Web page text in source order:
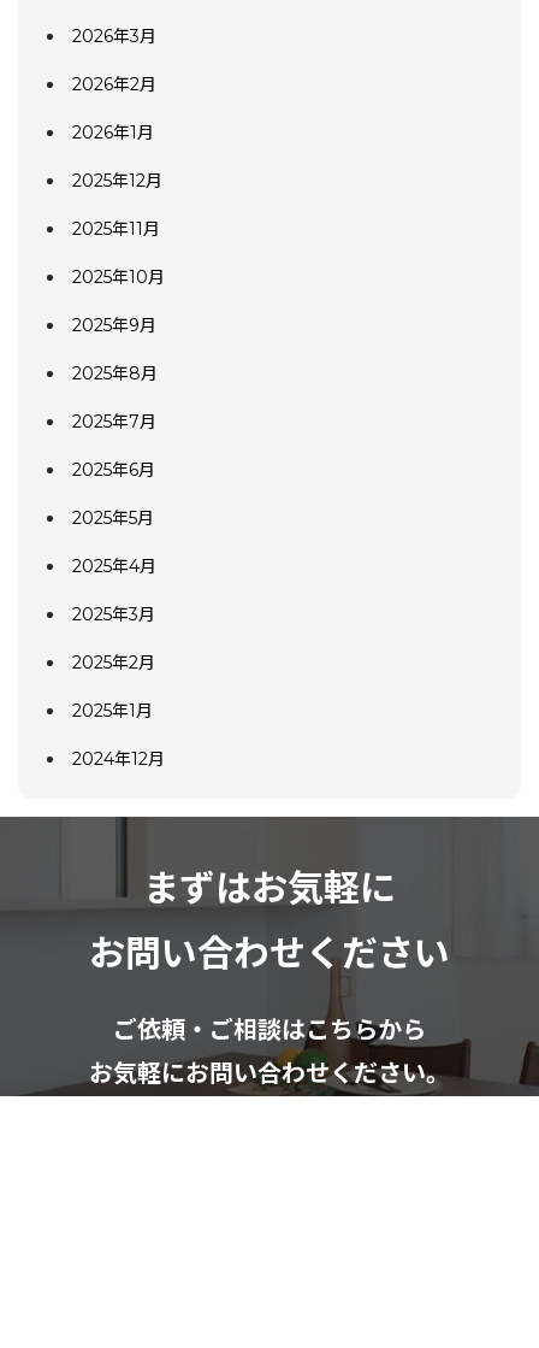
2026年3月
2026年2月
2026年1月
2025年12月
2025年11月
2025年10月
2025年9月
2025年8月
2025年7月
2025年6月
2025年5月
2025年4月
2025年3月
2025年2月
2025年1月
2024年12月
まずはお気軽に
お問い合わせください
ご依頼・ご相談はこちらから
お気軽にお問い合わせください。